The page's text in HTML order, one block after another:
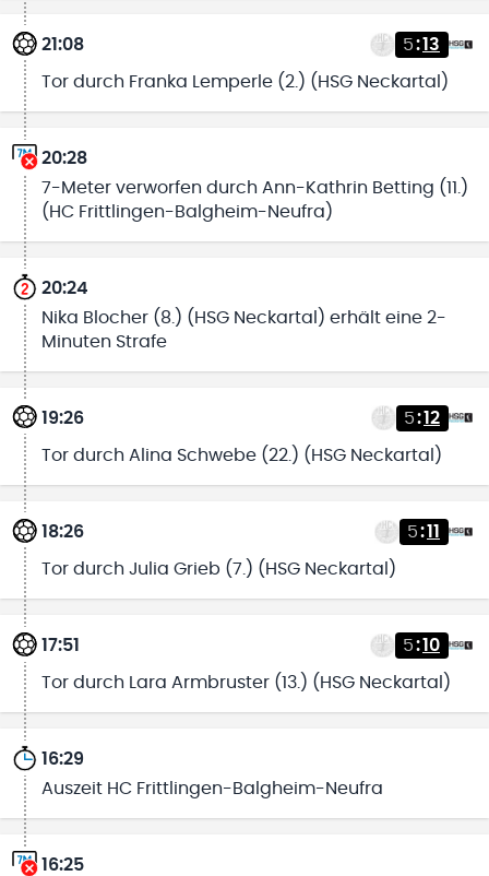
21:08 5:13
Tor durch Franka Lemperle (2.) (HSG Neckartal)
20:28
7-Meter verworfen durch Ann-Kathrin Betting (11.)
(HC Frittlingen-Balgheim-Neufra)
20:24
Nika Blocher (8.) (HSG Neckartal) erhält eine 2-
Minuten Strafe
19:26 5:12
Tor durch Alina Schwebe (22.) (HSG Neckartal)
18:26 5:11
Tor durch Julia Grieb (7.) (HSG Neckartal)
17:51 5:10
Tor durch Lara Armbruster (13.) (HSG Neckartal)
16:29
Auszeit HC Frittlingen-Balgheim-Neufra
16:25